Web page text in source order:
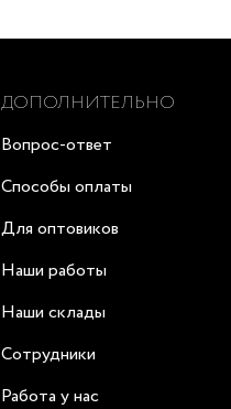
ДОПОЛНИТЕЛЬНО
Вопрос-ответ
Способы оплаты
Для оптовиков
Наши работы
Наши склады
Сотрудники
Работа у нас